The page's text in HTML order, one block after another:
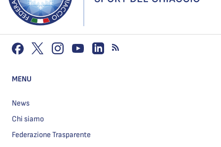
MENU
News
Chi siamo
Federazione Trasparente